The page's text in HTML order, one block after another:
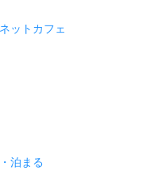
ットカフェ
泊まる